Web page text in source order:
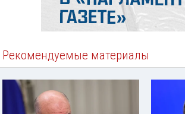
Рекомендуемые материалы